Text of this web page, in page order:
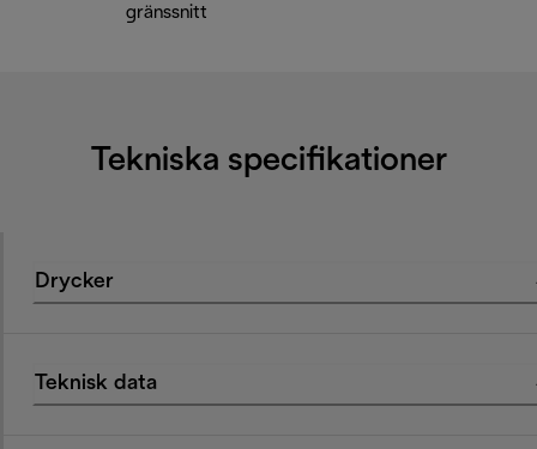
gränssnitt
Tekniska specifikationer
Drycker
Teknisk data